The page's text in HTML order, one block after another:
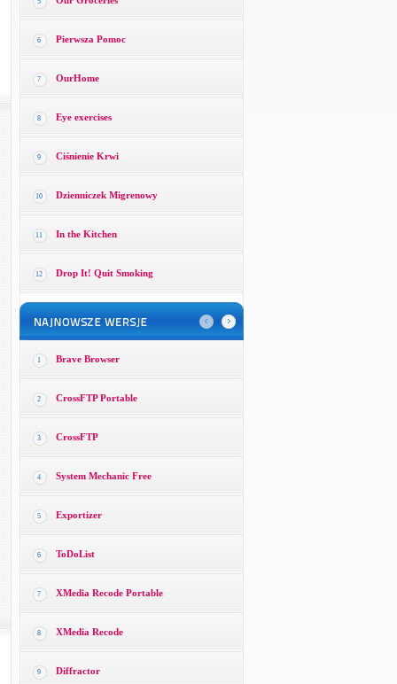
6 Pierwsza Pomoc
7 OurHome
8 Eye exercises
9 Ciśnienie Krwi
10 Dzienniczek Migrenowy
11 In the Kitchen
12 Drop It! Quit Smoking
1 Brave Browser
2 CrossFTP Portable
3 CrossFTP
4 System Mechanic Free
5 Exportizer
6 ToDoList
7 XMedia Recode Portable
8 XMedia Recode
9 Diffractor